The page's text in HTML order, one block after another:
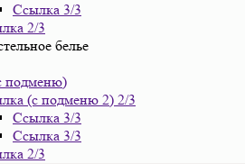
Ссылка 3/3
2/3
белье
подменю)
(с подменю 2) 2/3
Ссылка 3/3
Ссылка 3/3
2/3